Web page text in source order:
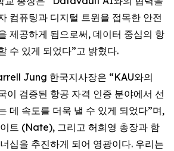
컴퓨팅과 디지털 트윈을 접목한 안전
제공하게 됨으로써, 데이터 중심의 항
수 있게 되었다”고 밝혔다.
Jung 한국지사장은 “KAU와의
이 검증된 항공 자격 인증 분야에서 선
데 속도를 더욱 낼 수 있게 되었다”며,
트 (Nate), 그리고 허희영 총장과 함
십을 추진하게 되어 영광이다. 우리는